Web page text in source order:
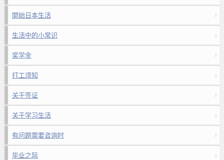
開始日本生活
生活中的小常识
奖学金
打工须知
关于签证
关于学习生活
有问题需要咨询时
毕业之际